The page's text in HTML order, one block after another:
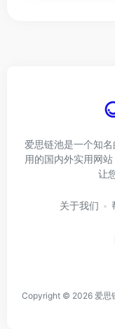
爱思链池是一个知
用的国内外实用网
让
关于我们
Copyright © 2026 爱思